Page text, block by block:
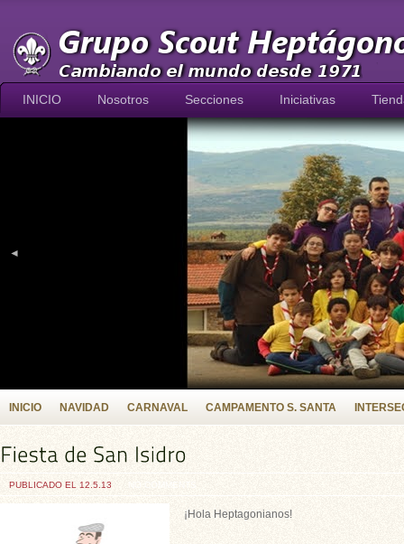
INICIO Nosotros Secciones Iniciativas
◄
INICIO NAVIDAD CARNAVAL CAMPAMENTO S. SANTA
PUBLICADO EL 12.5.13
¡Hola Heptagonianos!